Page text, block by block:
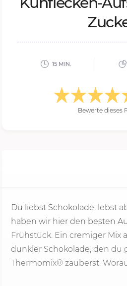
15 MIN.
Bewerte dieses
Du liebst Schokolade, lebst
haben wir hier den besten
Frühstück. Ein cremiger Mix
dunkler Schokolade, den du
Thermomix® zauberst.